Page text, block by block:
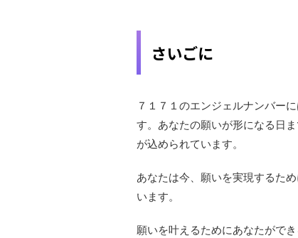
さいごに
７１７１のエンジェルナンバー
す。あなたの願いが形になる日
が込められています。
あなたは今、願いを実現するた
います。
願いを叶えるためにあなたがで